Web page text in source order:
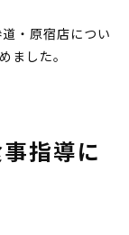
・原宿店につい
ました。
指導に